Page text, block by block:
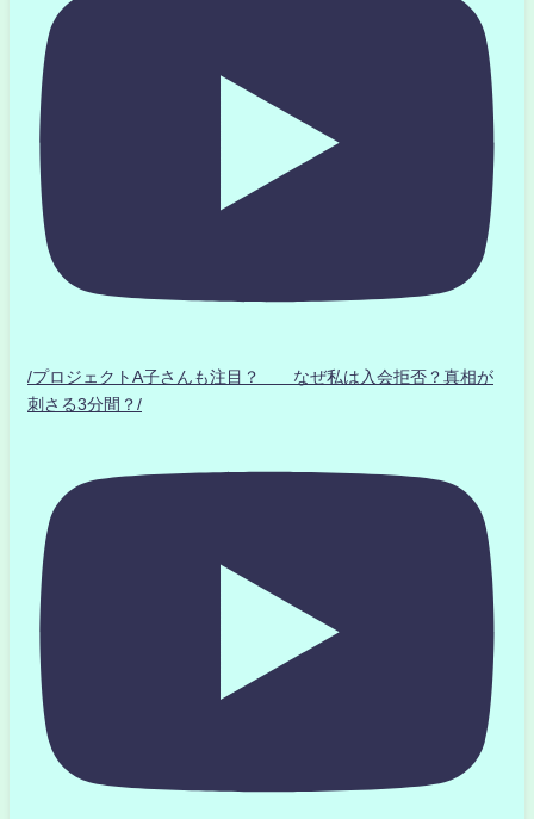
/プロジェクトA子さんも注目？ なぜ私は入会拒否？真相が
刺さる3分間？/